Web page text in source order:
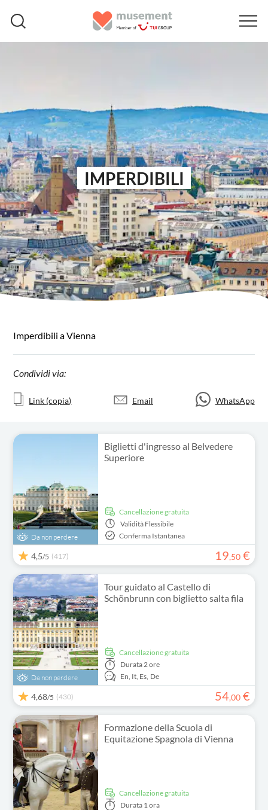
IMPERDIBILI
Imperdibili a Vienna
Condividi via:
Link (copia) Email WhatsApp
Da non perdere
Biglietti d'ingresso al Belvedere
Superiore
Cancellazione gratuita
Validità Flessibile
Conferma Istantanea
4,5/5 (417) 19,50 €
Da non perdere
Tour guidato al Castello di
Schönbrunn con biglietto salta fila
Cancellazione gratuita
Durata 2 ore
En, It, Es, De
4,68/5 (430) 54,00 €
Formazione della Scuola di
Equitazione Spagnola di Vienna
Cancellazione gratuita
Durata 1 ora